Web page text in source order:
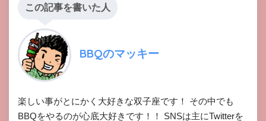
この記事を書いた人
BBQのマッキー
楽しい事がとにかく大好きな双子座です！ その中でも
BBQをやるのが心底大好きです！！ SNSは主にTwitterを